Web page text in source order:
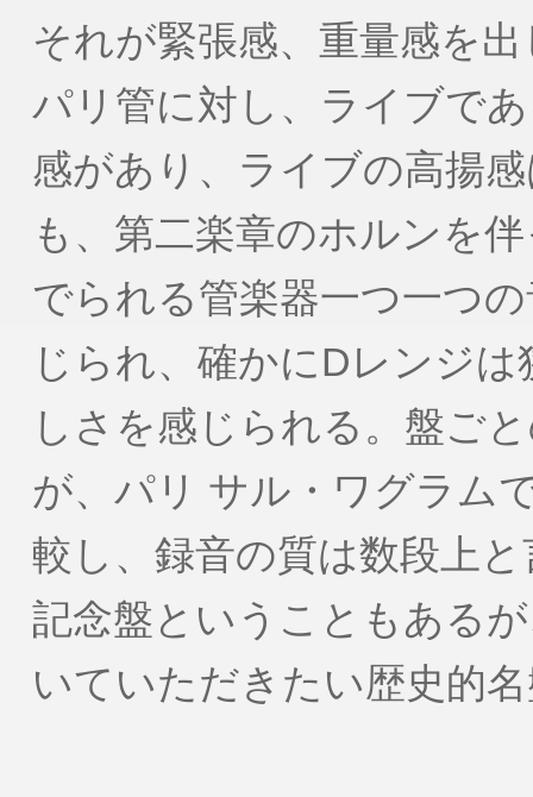
それが緊張感、重量感を
パリ管に対し、ライブで
感があり、ライブの高揚
も、第二楽章のホルンを
でられる管楽器一つ一つ
じられ、確かにDレンジ
しさを感じられる。盤ご
が、パリ サル・ワグラム
較し、録音の質は数段上
記念盤ということもある
いていただきたい歴史的